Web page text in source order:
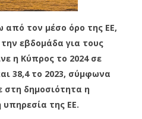
από τον μέσο όρο της ΕΕ,
εβδομάδα για τους
η Κύπρος το 2024 σε
38,4 το 2023, σύμφωνα
στη δημοσιότητα η
της ΕΕ.